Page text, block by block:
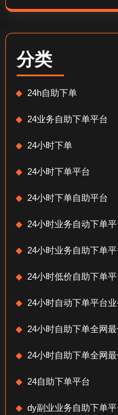
分类
24h自助下单
24业务自助下单平台
24小时下单
24小时下单平台
24小时下单自助平台
24小时业务自动下单
24小时业务自助下单
24小时低价自助下单
24小时自动下单平台
24小时自助下单全网
24小时自助下单全网
24自助下单平台
dy副业业务自助下单平